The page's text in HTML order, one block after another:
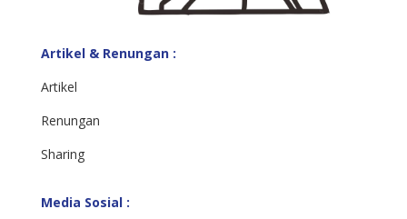
Artikel & Renungan :
Artikel
Renungan
Sharing
Media Sosial :